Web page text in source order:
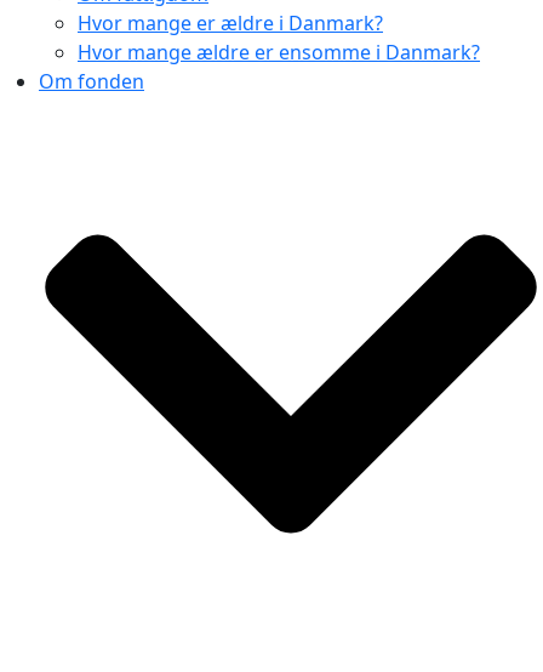
Hvor mange er ældre i Danmark?
Hvor mange ældre er ensomme i Danmark?
Om fonden